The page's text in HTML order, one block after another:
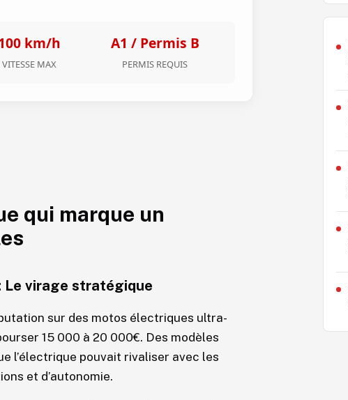
km/h
VITESSE MAX
A1 / Permis B
PERMIS REQUIS
qui marque un
Le virage stratégique
sur des motos électriques ultra-
15 000 à 20 000€. Des modèles
l’électrique pouvait rivaliser avec les
et d’autonomie.